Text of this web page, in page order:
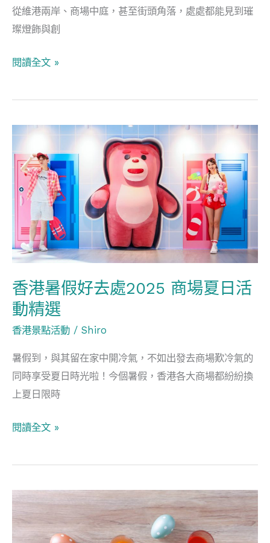
從維港兩岸、商場中庭，甚至街頭角落，處處都能見到璀
璨燈飾與創
市
廣
太
場/
港
閱讀全文 »
香港暑假好去處2025 商場夏日活
動精選
香港景點活動 / Shiro
暑假到，與其留在家中開冷氣，不如出發去商場歎冷氣的
同時享受夏日時光啦！今個暑假，香港各大商場都紛紛換
上夏日限時
香
港
暑
假
好
處
2025
商
場
夏
日
精
閱讀全文 »
香
港